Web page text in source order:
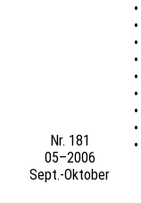
Nr. 181
05–2006
Sept.-Oktober
•
•
•
•
•
•
•
•
•